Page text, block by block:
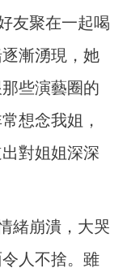
友聚在一起喝
漸湧現，她
些演藝圈的
想念我姐，
對姐姐深深
緒崩潰，大哭
人不捨。雖